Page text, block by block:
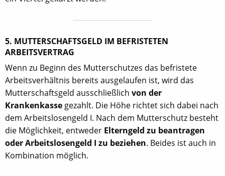
5. MUTTERSCHAFTSGELD IM BEFRISTETEN
ARBEITSVERTRAG
Wenn zu Beginn des Mutterschutzes das befristete
Arbeitsverhältnis bereits ausgelaufen ist, wird das
Mutterschaftsgeld ausschließlich von der
Krankenkasse gezahlt. Die Höhe richtet sich dabei nach
dem Arbeitslosengeld I. Nach dem Mutterschutz besteht
die Möglichkeit, entweder Elterngeld zu beantragen
oder Arbeitslosengeld I zu beziehen. Beides ist auch in
Kombination möglich.